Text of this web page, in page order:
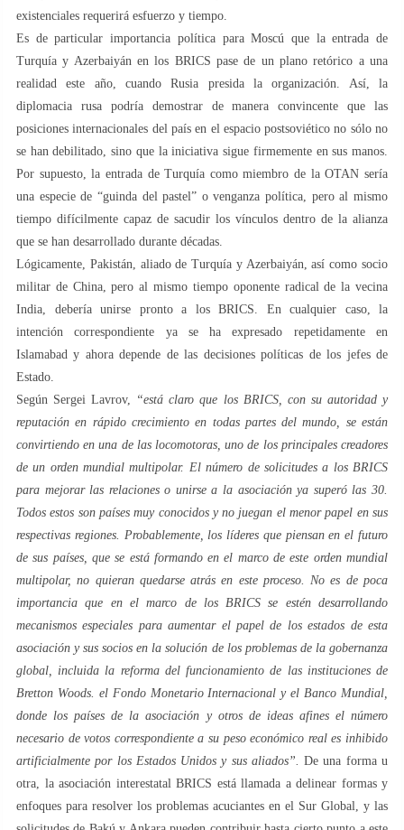
existenciales requerirá esfuerzo y tiempo.
Es de particular importancia política para Moscú que la entrada de
Turquía y Azerbaiyán en los BRICS pase de un plano retórico a una
realidad este año, cuando Rusia presida la organización. Así, la
diplomacia rusa podría demostrar de manera convincente que las
posiciones internacionales del país en el espacio postsoviético no sólo no
se han debilitado, sino que la iniciativa sigue firmemente en sus manos.
Por supuesto, la entrada de Turquía como miembro de la OTAN sería
una especie de “guinda del pastel” o venganza política, pero al mismo
tiempo difícilmente capaz de sacudir los vínculos dentro de la alianza
que se han desarrollado durante décadas.
Lógicamente, Pakistán, aliado de Turquía y Azerbaiyán, así como socio
militar de China, pero al mismo tiempo oponente radical de la vecina
India, debería unirse pronto a los BRICS. En cualquier caso, la
intención correspondiente ya se ha expresado repetidamente en
Islamabad y ahora depende de las decisiones políticas de los jefes de
Estado.
Según Sergei Lavrov,
“está claro que los BRICS, con su autoridad y
reputación en rápido crecimiento en todas partes del mundo, se están
convirtiendo en una de las locomotoras, uno de los principales creadores
de un orden mundial multipolar. El número de solicitudes a los BRICS
para mejorar las relaciones o unirse a la asociación ya superó las 30.
Todos estos son países muy conocidos y no juegan el menor papel en sus
respectivas regiones. Probablemente, los líderes que piensan en el futuro
de sus países, que se está formando en el marco de este orden mundial
multipolar, no quieran quedarse atrás en este proceso. No es de poca
importancia que en el marco de los BRICS se estén desarrollando
mecanismos especiales para aumentar el papel de los estados de esta
asociación y sus socios en la solución de los problemas de la gobernanza
global, incluida la reforma del funcionamiento de las instituciones de
Bretton Woods. el Fondo Monetario Internacional y el Banco Mundial,
donde los países de la asociación y otros de ideas afines el número
necesario de votos correspondiente a su peso económico real es inhibido
artificialmente por los Estados Unidos y sus aliados”.
De una forma u
otra, la asociación interestatal BRICS está llamada a delinear formas y
enfoques para resolver los problemas acuciantes en el Sur Global, y las